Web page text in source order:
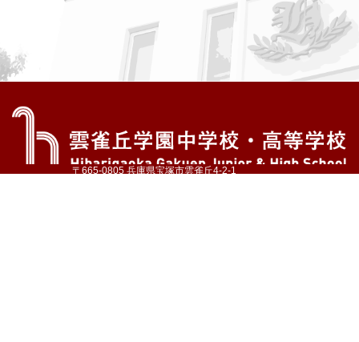
〒665-0805 兵庫県宝塚市雲雀丘4-2-1